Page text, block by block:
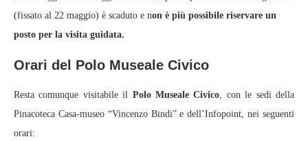
(fissato al 22 maggio) è scaduto e non è più possibile riservare un
posto per la visita guidata.
Orari del Polo Museale Civico
Resta comunque visitabile il Polo Museale Civico , con le sedi della
Pinacoteca Casa-museo “Vincenzo Bindi” e dell’Infopoint, nei seguenti
orari: